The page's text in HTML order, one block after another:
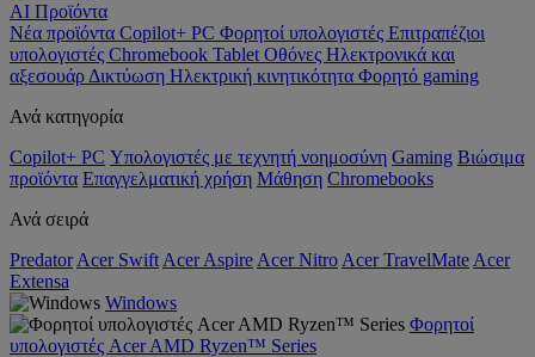
AI Προϊόντα
Νέα προϊόντα Copilot+ PC Φορητοί υπολογιστές Επιτραπέζιοι
υπολογιστές Chromebook Tablet Οθόνες Ηλεκτρονικά και
αξεσουάρ Δικτύωση Ηλεκτρική κινητικότητα Φορητό gaming
Ανά κατηγορία
Copilot+ PC Υπολογιστές με τεχνητή νοημοσύνη Gaming Βιώσιμα
προϊόντα Επαγγελματική χρήση Μάθηση Chromebooks
Ανά σειρά
Predator Acer Swift Acer Aspire Acer Nitro Acer TravelMate Acer
Extensa
Windows
Φορητοί
υπολογιστές Acer AMD Ryzen™ Series